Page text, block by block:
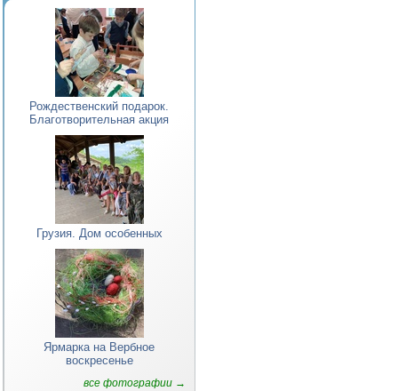
Рождественский подарок.
Благотворительная акция
Грузия. Дом особенных
Ярмарка на Вербное
воскресенье
все фотографии →